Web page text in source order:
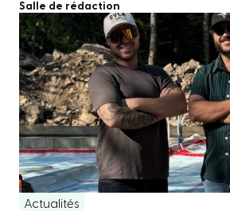
Salle de rédaction
Actualités